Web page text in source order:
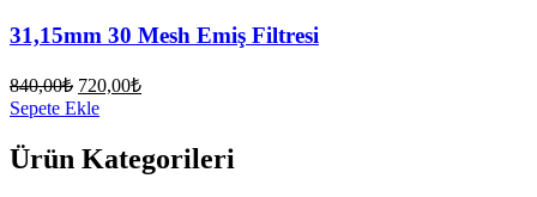
31,15mm 30 Mesh Emiş Filtresi
840,00₺ Orijinal
fiyat:
720,00₺Şu
720,00₺.
Sepete Ekle
Ürün Kategorileri